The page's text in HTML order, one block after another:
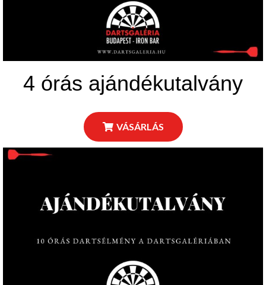
4 órás ajándékutalvány
VÁSÁRLÁS